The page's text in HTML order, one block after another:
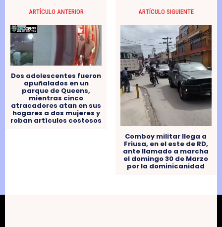
ARTÍCULO ANTERIOR
Dos adolescentes fueron
apuñalados en un
parque de Queens,
mientras cinco
atracadores atan en sus
hogares a dos mujeres y
roban artículos costosos
ARTÍCULO SIGUIENTE
Comboy militar llega a
Friusa, en el este de RD,
ante llamado a marcha
el domingo 30 de Marzo
por la dominicanidad